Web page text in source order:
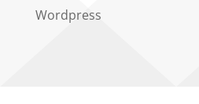
Wordpress